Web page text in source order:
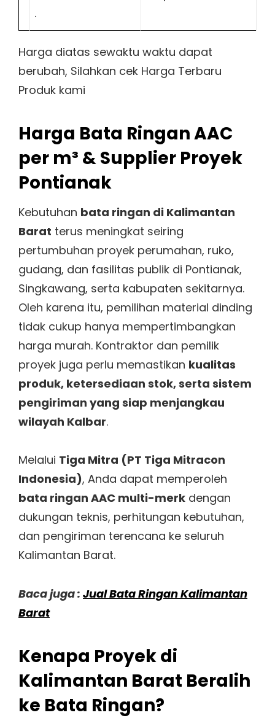
.
Harga diatas sewaktu waktu dapat
berubah, Silahkan cek Harga Terbaru
Produk kami
Harga Bata Ringan AAC
per m³ & Supplier Proyek
Pontianak
Kebutuhan bata ringan di Kalimantan
Barat terus meningkat seiring
pertumbuhan proyek perumahan, ruko,
gudang, dan fasilitas publik di Pontianak,
Singkawang, serta kabupaten sekitarnya.
Oleh karena itu, pemilihan material dinding
tidak cukup hanya mempertimbangkan
harga murah. Kontraktor dan pemilik
proyek juga perlu memastikan kualitas
produk, ketersediaan stok, serta sistem
pengiriman yang siap menjangkau
wilayah Kalbar.
Melalui Tiga Mitra (PT Tiga Mitracon
Indonesia), Anda dapat memperoleh
bata ringan AAC multi-merk dengan
dukungan teknis, perhitungan kebutuhan,
dan pengiriman terencana ke seluruh
Kalimantan Barat.
Baca juga : Jual Bata Ringan Kalimantan
Barat
Kenapa Proyek di
Kalimantan Barat Beralih
ke Bata Ringan?